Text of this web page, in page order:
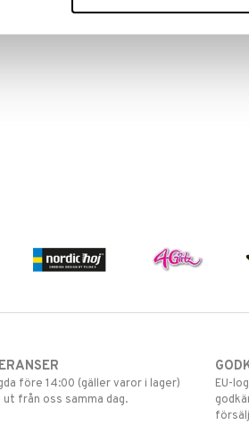
före 14:00 (gäller varor i lager)
från oss samma dag.
EU-